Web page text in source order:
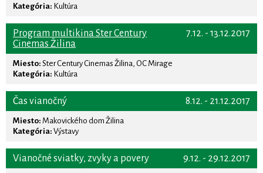
Kategória: Kultúra
7.12. - 13.12.2017
Program multikina Ster Century
Cinemas Žilina
Miesto: Ster Century Cinemas Žilina, OC Mirage
Kategória: Kultúra
8.12. - 21.12.2017
Čas vianočný
Miesto: Makovického dom Žilina
Kategória: Výstavy
9.12. - 29.12.2017
Vianočné sviatky, zvyky a povery